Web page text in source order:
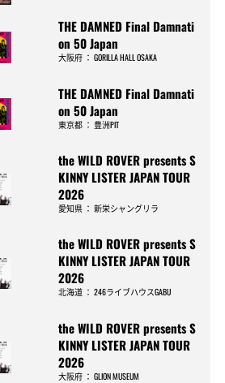
THE DAMNED Final Damnati
on 50 Japan
大阪府 ：GORILLA HALL OSAKA
THE DAMNED Final Damnati
on 50 Japan
東京都 ：豊洲PIT
the WILD ROVER presents S
KINNY LISTER JAPAN TOUR
2026
愛知県 ：新栄シャングリラ
the WILD ROVER presents S
KINNY LISTER JAPAN TOUR
2026
北海道 ：246ライブハウスGABU
the WILD ROVER presents S
KINNY LISTER JAPAN TOUR
2026
大阪府 ：GLION MUSEUM